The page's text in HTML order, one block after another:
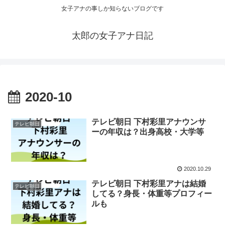
女子アナの事しか知らないブログです
太郎の女子アナ日記
2020-10
テレビ朝日
テレビ朝日 下村彩里アナウンサ
ーの年収は？出身高校・大学等
2020.10.29
テレビ朝日
テレビ朝日 下村彩里アナは結婚
してる？身長・体重等プロフィー
ルも